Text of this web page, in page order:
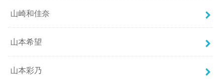
山崎和佳奈
山本希望
山本彩乃